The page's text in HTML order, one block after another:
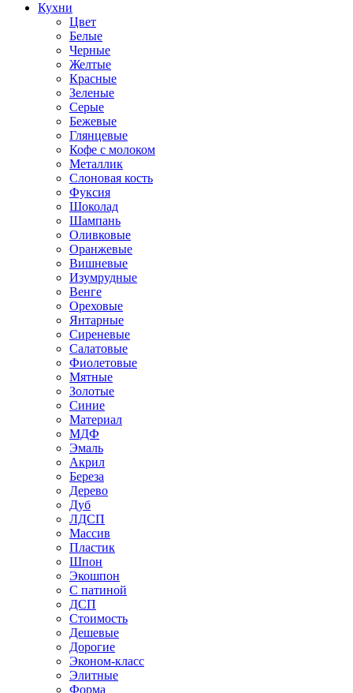
Кухни
Цвет
Белые
Черные
Желтые
Красные
Зеленые
Серые
Бежевые
Глянцевые
Кофе с молоком
Металлик
Слоновая кость
Фуксия
Шоколад
Шампань
Оливковые
Оранжевые
Вишневые
Изумрудные
Венге
Ореховые
Янтарные
Сиреневые
Салатовые
Фиолетовые
Мятные
Золотые
Синие
Материал
МДФ
Эмаль
Акрил
Береза
Дерево
Дуб
ЛДСП
Массив
Пластик
Шпон
Экошпон
С патиной
ДСП
Стоимость
Дешевые
Дорогие
Эконом-класс
Элитные
Форма